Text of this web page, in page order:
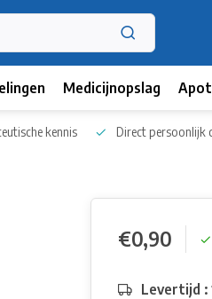
Medicijnopslag
kennis Direct persoonlijk
€0,90
Levertijd :